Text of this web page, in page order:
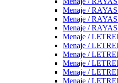
Menaje /
Menaje /
Menaje /
Menaje /
Menaje /
Menaje /
Menaje /
Menaje /
Menaje /